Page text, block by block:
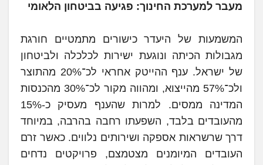
מעבר למערכת החינוך: פגיעה בביטחון הלאומי
המשמעות של היעדר כישורים מתמטיים חורגת
מגבולות הכיתה ונוגעת ישירות לכלכלה ולביטחון
של ישראל. ענף ההייטק אחראי לכ־20% מהתוצר
ולכ־57% מהייצוא, ומהווה מקור לכ־30% מהכנסות
המדינה ממסים. למרות שהענף מעסיק כ-15%
מהעובדים בלבד, השפעתו רחבה בהרבה, במיוחד
דרך שרשראות אספקה ושירותים נלווים. כאשר זרם
העובדים המיומנים מצטמצם, פרויקטים נדחים